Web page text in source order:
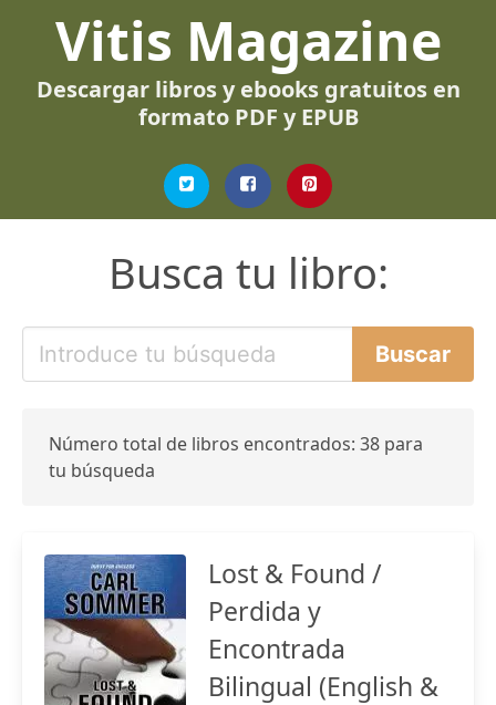
Vitis Magazine
Descargar libros y ebooks gratuitos en
formato PDF y EPUB
Busca tu libro:
Número total de libros encontrados: 38 para
tu búsqueda
Lost & Found /
Perdida y
Encontrada
Bilingual (English &